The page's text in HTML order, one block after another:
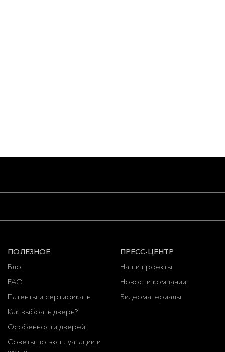
ПОЛЕЗНОЕ
Блог
FAQ
Патенты и сертификаты
Как выбрать дверь?
Особенности дверей
Советы по эксплуатации и
ПРЕСС-ЦЕНТР
Наши проекты
Новости компании
Видеоматериалы